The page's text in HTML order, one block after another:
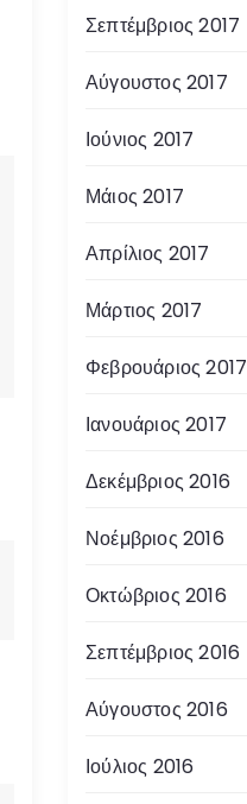
Σεπτέμβριος 2017
Αύγουστος 2017
Ιούνιος 2017
Μάιος 2017
Απρίλιος 2017
Μάρτιος 2017
Φεβρουάριος 2017
Ιανουάριος 2017
Δεκέμβριος 2016
Νοέμβριος 2016
Οκτώβριος 2016
Σεπτέμβριος 2016
Αύγουστος 2016
Ιούλιος 2016